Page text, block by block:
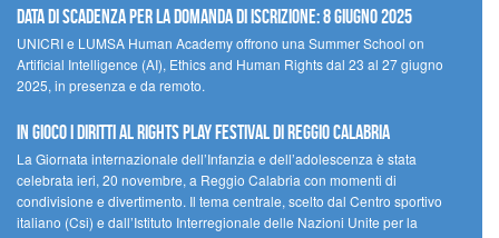
Data di scadenza per la domanda di iscrizione: 8 giugno 2025
UNICRI e LUMSA Human Academy offrono una Summer School on
Artificial Intelligence (AI), Ethics and Human Rights dal 23 al 27 giugno
2025, in presenza e da remoto.
In gioco i diritti al Rights Play Festival di Reggio Calabria
La Giornata internazionale dell’Infanzia e dell’adolescenza è stata
celebrata ieri, 20 novembre, a Reggio Calabria con momenti di
condivisione e divertimento. Il tema centrale, scelto dal Centro sportivo
italiano (Csi) e dall’Istituto Interregionale delle Nazioni Unite per la